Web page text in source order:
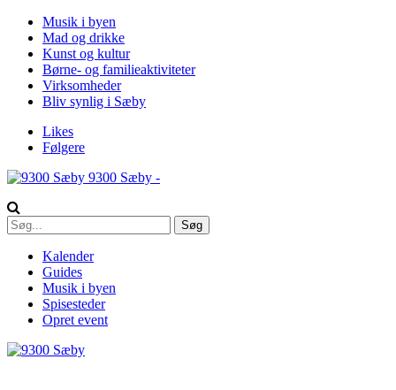
Musik i byen
Mad og drikke
Kunst og kultur
Børne- og familieaktiviteter
Virksomheder
Bliv synlig i Sæby
Likes
Følgere
9300 Sæby -
Kalender
Guides
Musik i byen
Spisesteder
Opret event